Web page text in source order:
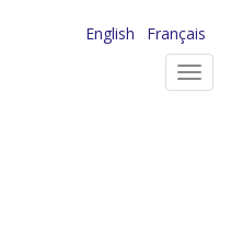
English
Français